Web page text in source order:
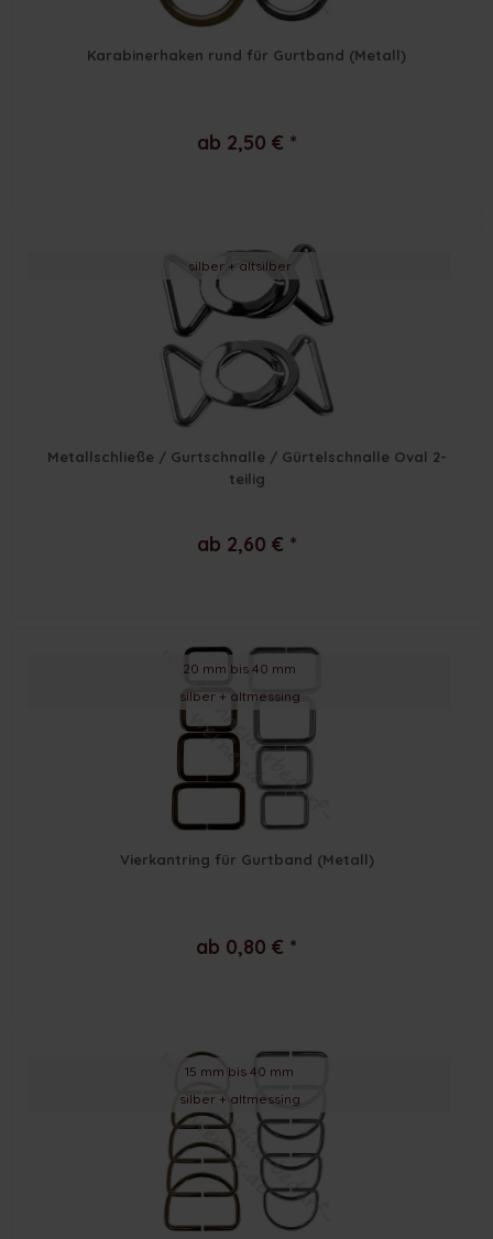
Karabinerhaken rund für Gurtband (Metall)
ab 2,50 € *
silber + altsilber
Metallschließe / Gurtschnalle / Gürtelschnalle Oval 2-
teilig
ab 2,60 € *
20 mm bis 40 mm
silber + altmessing
Vierkantring für Gurtband (Metall)
ab 0,80 € *
15 mm bis 40 mm
silber + altmessing